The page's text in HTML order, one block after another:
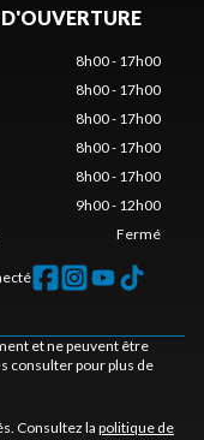
D'OUVERTURE
8h00 - 17h00
8h00 - 17h00
8h00 - 17h00
8h00 - 17h00
8h00 - 17h00
9h00 - 12h00
Fermé
et ne peuvent être
consulter pour plus de
Consultez la politique de